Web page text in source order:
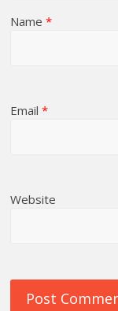
Name*
Email*
Website